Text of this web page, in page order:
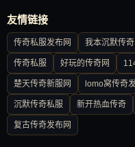
友情链接
传奇私服发布网 我本沉默传奇
传奇私服 好玩的传奇网
楚天传奇新服网 lomo窝传奇
沉默传奇私服 新开热血传奇
复古传奇发布网